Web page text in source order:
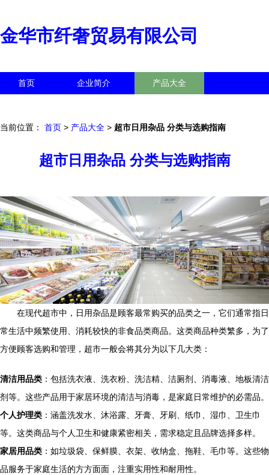
金华市纤奢贸易有限公司
首页 企业简介 产品大全
当前位置： 首页 > 产品大全 > 超市日用杂品 分类与选购指南
超市日用杂品 分类与选购指南
在现代超市中，日用杂品是顾客最常购买的品类之一，它们通常指日
常生活中频繁使用、消耗较快的非食品类商品。这类商品种类繁多，为了
方便顾客选购和管理，超市一般会将其分为以下几大类：
清洁用品类 ：包括洗衣液、洗衣粉、洗洁精、洁厕剂、消毒液、地板清洁
剂等。这些产品用于家居环境的清洁与消毒，是家庭日常维护的必需品。
个人护理类 ：涵盖洗发水、沐浴露、牙膏、牙刷、纸巾、湿巾、卫生巾
等。这类商品与个人卫生和健康紧密相关，需求稳定且品牌选择多样。
家居用品类 ：如垃圾袋、保鲜膜、衣架、收纳盒、拖鞋、毛巾等。这些物
品服务于家庭生活的方方面面，注重实用性和耐用性。